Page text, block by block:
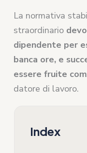
La normativa
straordinario
dipendente per
banca ore, e
essere fruite
datore di lavoro.
Index